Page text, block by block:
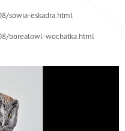
sowia-eskadra.html
borealowl-wochatka.html